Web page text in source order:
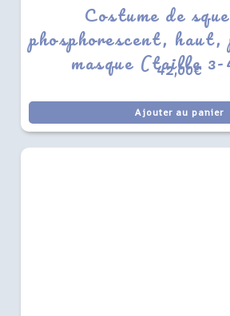
Costume de
phosphorescent,
masque (taille
42,00€
Ajouter au panier